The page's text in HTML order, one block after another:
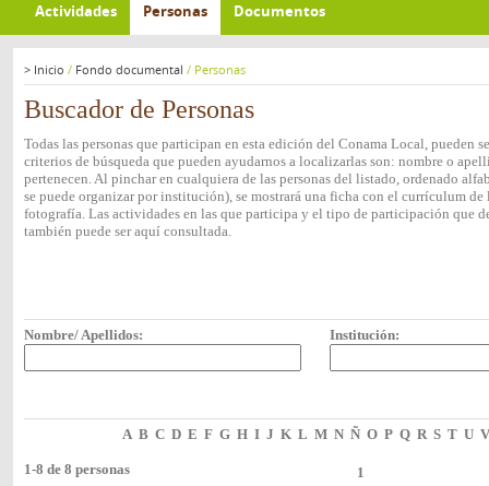
Actividades Personas Documentos
> Inicio / Fondo documental / Personas
Buscador de Personas
Todas las personas que participan en esta edición del Conama Local, pueden
criterios de búsqueda que pueden ayudarnos a localizarlas son: nombre o
pertenecen. Al pinchar en cualquiera de las personas del listado, ordenado
se puede organizar por institución), se mostrará una ficha con el currículum de
fotografía. Las actividades en las que participa y el tipo de participación que
también puede ser aquí consultada.
Nombre/ Apellidos: Institución:
A B C D E F G H I J K L M N Ñ O P Q R S T U V
1-8 de 8 personas 1